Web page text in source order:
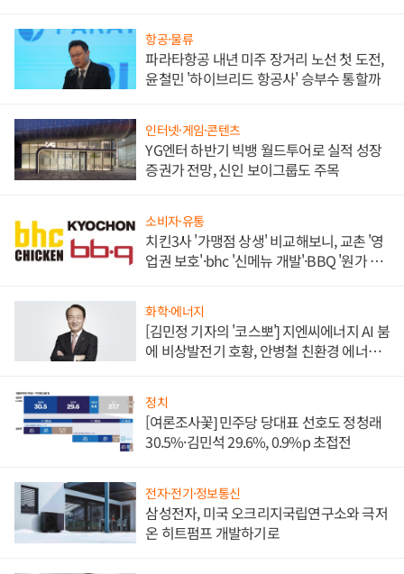
항공·물류
파라타항공 내년 미주 장거리 노선 첫 도전,
윤철민 '하이브리드 항공사' 승부수 통할까
인터넷·게임·콘텐츠
YG엔터 하반기 빅뱅 월드투어로 실적 성장
증권가 전망, 신인 보이그룹도 주목
소비자·유통
치킨3사 '가맹점 상생' 비교해보니, 교촌 '영
업권 보호'·bhc '신메뉴 개발'·BBQ '원가 부
화학·에너지
[김민정 기자의 '코스뽀'] 지엔씨에너지 AI 붐
에 비상발전기 호황, 안병철 친환경 에너지
정치
[여론조사꽃] 민주당 당대표 선호도 정청래
30.5%·김민석 29.6%, 0.9%p 초접전
전자·전기·정보통신
삼성전자, 미국 오크리지국립연구소와 극저
온 히트펌프 개발하기로